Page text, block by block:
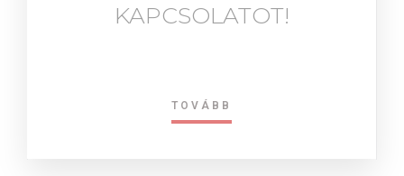
KAPCSOLATOT!
TOVÁBB